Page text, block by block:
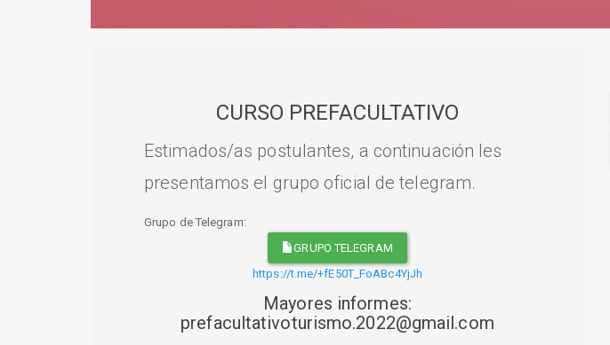
CURSO PREFACULTATIVO
Estimados/as postulantes, a continuación les
presentamos el grupo oficial de telegram.
Grupo de Telegram:
GRUPO TELEGRAM
https://t.me/+fE50T_FoABc4YjJh
Mayores informes:
prefacultativoturismo.2022@gmail.com